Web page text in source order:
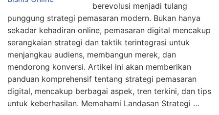
berevolusi menjadi tulang
punggung strategi pemasaran modern. Bukan hanya
sekadar kehadiran online, pemasaran digital mencakup
serangkaian strategi dan taktik terintegrasi untuk
menjangkau audiens, membangun merek, dan
mendorong konversi. Artikel ini akan memberikan
panduan komprehensif tentang strategi pemasaran
digital, mencakup berbagai aspek, tren terkini, dan tips
untuk keberhasilan. Memahami Landasan Strategi …